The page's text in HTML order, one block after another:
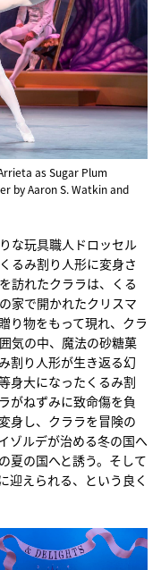
as Sugar Plum
by Aaron S. Watkin and
な玩具職人ドロッセル
るみ割り人形に変身さ
訪れたクララは、くる
家で開かれたクリスマ
り物をもって現れ、クラ
気の中、魔法の砂糖菓
割り人形が生き返る幻
身大になったくるみ割
がねずみに致命傷を負
身し、クララを冒険の
ゾルデが治める冬の国へ
夏の国へと誘う。そして
迎えられる、という良く